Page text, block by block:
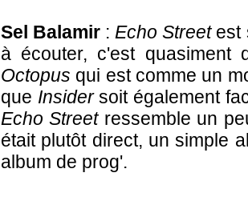
Sel Balamir : Echo Streetest
à écouter, c'est
Octopus qui est comme un
que Insidersoit également
Echo Streetressemble un
était plutôt direct, un simple
album de prog'.